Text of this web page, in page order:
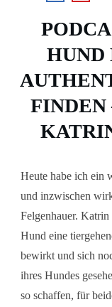
HUND
Heute habe ich ein
und inzwischen
Felgenhauer.
Hund eine
bewirkt und sich
ihres Hundes
so schaffen, für